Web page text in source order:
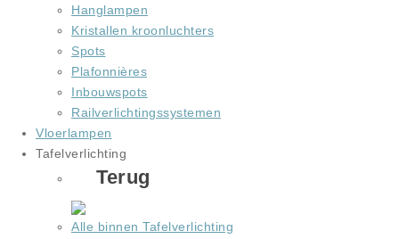
Hanglampen
Kristallen kroonluchters
Spots
Plafonnières
Inbouwspots
Railverlichtingssystemen
Vloerlampen
Tafelverlichting
Terug
Alle binnen Tafelverlichting